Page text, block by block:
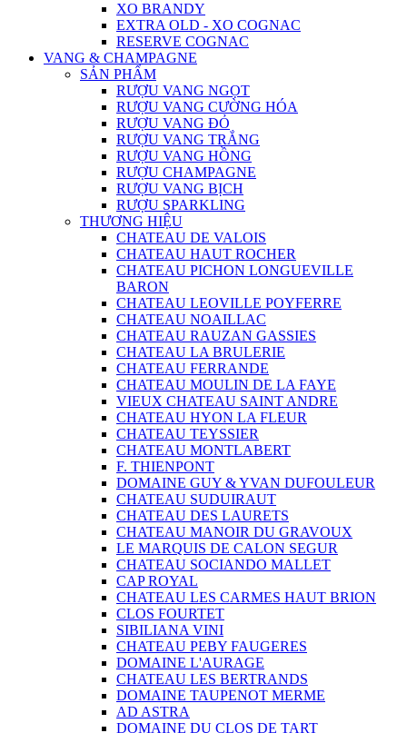
XO BRANDY
EXTRA OLD - XO COGNAC
RESERVE COGNAC
VANG & CHAMPAGNE
SẢN PHẨM
RƯỢU VANG NGỌT
RƯỢU VANG CƯỜNG HÓA
RƯỢU VANG ĐỎ
RƯỢU VANG TRẮNG
RƯỢU VANG HỒNG
RƯỢU CHAMPAGNE
RƯỢU VANG BỊCH
RƯỢU SPARKLING
THƯƠNG HIỆU
CHATEAU DE VALOIS
CHATEAU HAUT ROCHER
CHATEAU PICHON LONGUEVILLE
BARON
CHATEAU LEOVILLE POYFERRE
CHATEAU NOAILLAC
CHATEAU RAUZAN GASSIES
CHATEAU LA BRULERIE
CHATEAU FERRANDE
CHATEAU MOULIN DE LA FAYE
VIEUX CHATEAU SAINT ANDRE
CHATEAU HYON LA FLEUR
CHATEAU TEYSSIER
CHATEAU MONTLABERT
F. THIENPONT
DOMAINE GUY & YVAN DUFOULEUR
CHATEAU SUDUIRAUT
CHATEAU DES LAURETS
CHATEAU MANOIR DU GRAVOUX
LE MARQUIS DE CALON SEGUR
CHATEAU SOCIANDO MALLET
CAP ROYAL
CHATEAU LES CARMES HAUT BRION
CLOS FOURTET
SIBILIANA VINI
CHATEAU PEBY FAUGERES
DOMAINE L'AURAGE
CHATEAU LES BERTRANDS
DOMAINE TAUPENOT MERME
AD ASTRA
DOMAINE DU CLOS DE TART